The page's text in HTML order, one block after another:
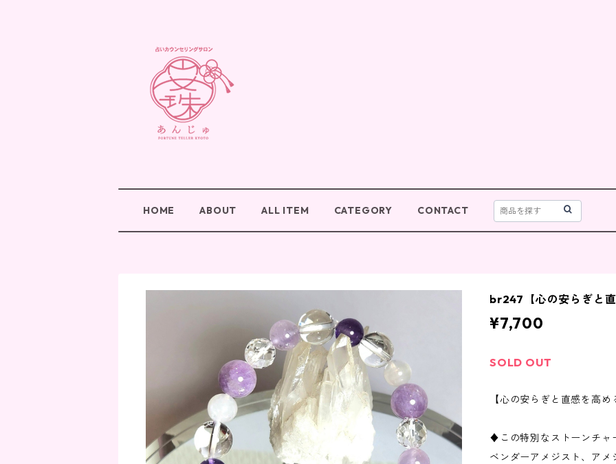
HOME ABOUT ALL ITEM CATEGORY CONTACT
br247【心の安らぎと
¥7,700
SOLD OUT
【心の安らぎと直感を高
♦この特別なストーンチャ
ベンダーアメジスト、ア